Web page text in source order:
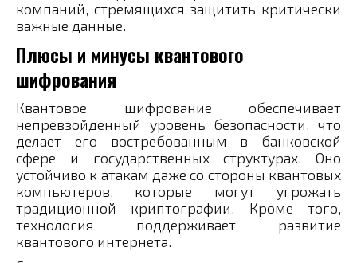
компаний, стремящихся защитить критически
важные данные.
Плюсы и минусы квантового
шифрования
Квантовое шифрование обеспечивает
непревзойденный уровень безопасности, что
делает его востребованным в банковской
сфере и государственных структурах. Оно
устойчиво к атакам даже со стороны квантовых
компьютеров, которые могут угрожать
традиционной криптографии. Кроме того,
технология поддерживает развитие
квантового интернета.